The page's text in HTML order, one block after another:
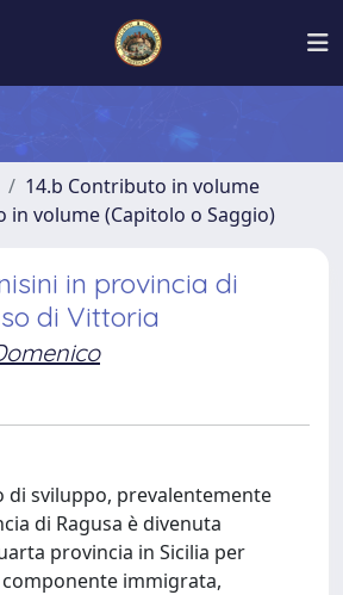
14.b Contributo in volume
in volume (Capitolo o Saggio)
in provincia di
di Vittoria
di sviluppo, prevalentemente
di Ragusa è divenuta
provincia in Sicilia per
immigrata,